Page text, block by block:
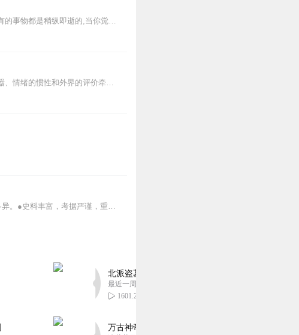
“当我们的自我认知能够容纳世间万物时，内心会找到一种与世界共舞的宁静。”"所有的事物都是稍纵即逝的,当你觉知到事物的无常之后,你对它们的执着就会减轻,同时你对...
这是一部关于觉醒、当下与自我超越的经典之书。很多人终其一生，都被头脑的喧嚣、情绪的惯性和外界的评价牵引，却很少真正回到自己的内在。在这张专辑里，汪洁老师以温润、...
【强烈推荐】●一部优秀的群穿作品，规模宏大，全球视野，人物众多且性格命运各异。●史料丰富，考据严谨，重现现代文明的发展史。●主播想去南美洲倾情演绎，将您带入气...
北派盗墓笔记丨头陀渊出品丨悬疑灵异丨摸金校尉
最近一周更新
1601.22万
万古神帝丨玄幻丨热血丨紫襟团队演播丨多人有声